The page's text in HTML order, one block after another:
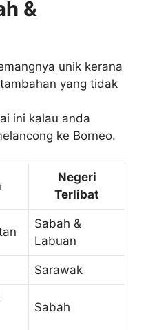
&
unik kerana
yang tidak
ini kalau anda
ke Borneo.
Negeri
Terlibat
Sabah &
Labuan
Sarawak
Sabah